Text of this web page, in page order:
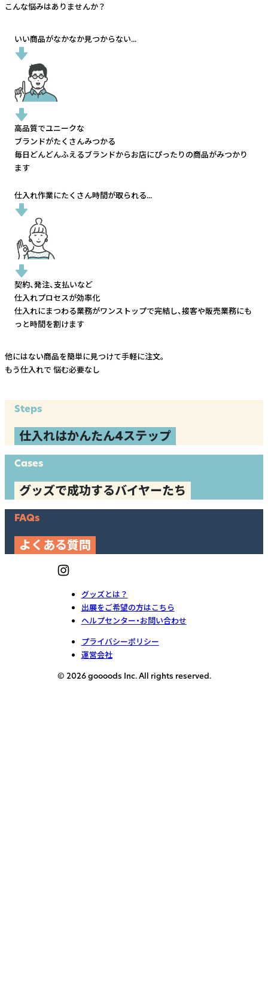
こんな悩みはありませんか？
いい商品がなかなか見つからない...
高品質でユニークな
ブランドがたくさんみつかる
毎日どんどんふえるブランドからお店にぴったりの商品がみつかり
ます
仕入れ作業にたくさん時間が取られる...
契約、発注、支払いなど
仕入れプロセスが効率化
仕入れにまつわる業務がワンストップで完結し、接客や販売業務にも
っと時間を割けます
他にはない商品を簡単に見つけて手軽に注文。
もう仕入れで 悩む必要なし
Steps
仕入れはかんたん4ステップ
Cases
グッズで成功するバイヤーたち
FAQs
よくある質問
グッズとは？
出展をご希望の方はこちら
ヘルプセンター・お問い合わせ
プライバシーポリシー
運営会社
© 2026 goooods Inc. All rights reserved.